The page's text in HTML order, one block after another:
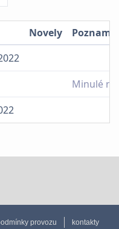
Novely
Minulé
provozu kontakty